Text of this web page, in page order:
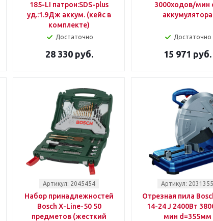
185-LI патрон:SDS-plus
уд.:1.9Дж аккум. (кейс в
комплекте)
Достаточно
28 330 руб.
3000ходов/мин
аккумулятора
Достаточно
15 971 руб.
Артикул: 2045454
Набор принадлежностей
Bosch X-Line-50 50
предметов (жесткий
Артикул: 2031355
Отрезная пила
14-24 J 2400Вт
мин d=355мм